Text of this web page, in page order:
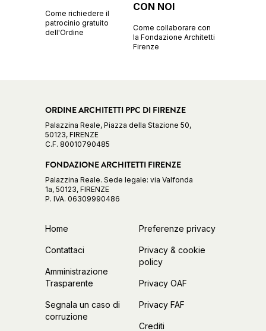
Come richiedere il
patrocinio gratuito
dell'Ordine
CON NOI
Come collaborare con
la Fondazione Architetti
Firenze
ORDINE ARCHITETTI PPC DI FIRENZE
Palazzina Reale, Piazza della Stazione 50,
50123, FIRENZE
C.F. 80010790485
FONDAZIONE ARCHITETTI FIRENZE
Palazzina Reale. Sede legale: via Valfonda
1a, 50123, FIRENZE
P. IVA. 06309990486
Home
Contattaci
Amministrazione
Trasparente
Segnala un caso di
corruzione
Preferenze privacy
Privacy & cookie
policy
Privacy OAF
Privacy FAF
Crediti